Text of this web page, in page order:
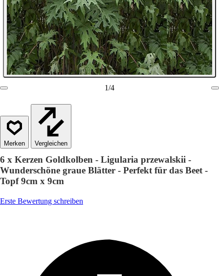
1/4
Vergleichen
6 x Kerzen Goldkolben - Ligularia przewalskii -
Wunderschöne graue Blätter - Perfekt für das Beet -
Topf 9cm x 9cm
Erste Bewertung schreiben